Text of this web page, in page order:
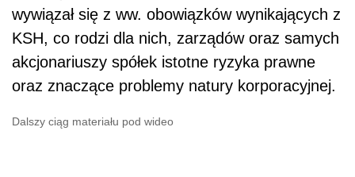
wywiązał się z ww. obowiązków wynikających z
KSH, co rodzi dla nich, zarządów oraz samych
akcjonariuszy spółek istotne ryzyka prawne
oraz znaczące problemy natury korporacyjnej.
Dalszy ciąg materiału pod wideo